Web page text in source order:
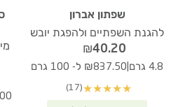
שפתון אברון
להגנת השפתיים ולהפגת יובש
₪40.20
4.8 גרם ₪837.50 ל- 100 גרם
★
★
★
★
★
(17)
100